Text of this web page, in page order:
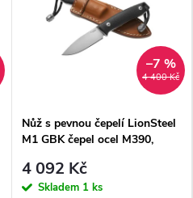
4 400 Kč
–7 %
Nůž s pevnou čepelí LionSteel
M1 GBK čepel ocel M390,
4 092 Kč
Skladem 1 ks